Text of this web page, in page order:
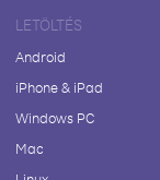
LETÖLTÉS
Android
iPhone & iPad
Windows PC
Mac